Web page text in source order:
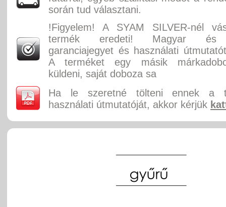
során tud választani.
!Figyelem! A SYAM SILVER-nél
termék eredeti! Magyar és
garanciajegyet és használati
A terméket egy másik
küldeni, saját doboza sa
Ha le szeretné tölteni ennek a
használati útmutatóját, akkor kérjük